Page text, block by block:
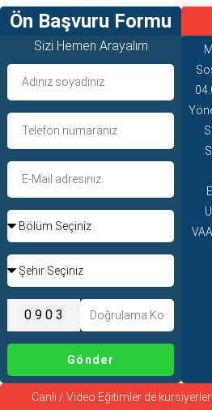
Ön Başvuru Formu
Sizi Hemen Arayalım
Gönder
Canlı / Video Eğitimler de